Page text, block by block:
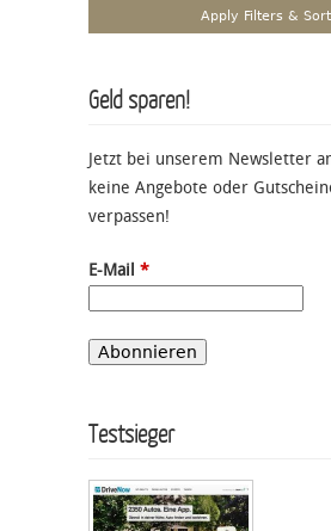
Geld sparen!
Jetzt bei unserem Newsletter
keine Angebote oder
verpassen!
E-Mail *
Testsieger